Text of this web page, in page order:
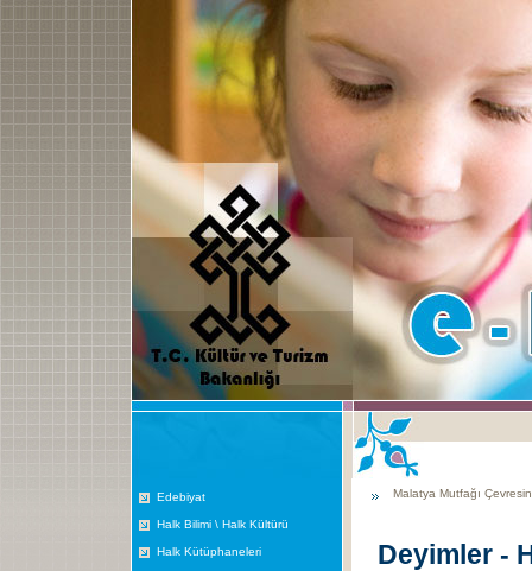
Edebiyat
Halk Bilimi \ Halk Kültürü
Halk Kütüphaneleri
Malatya Mutfağı
Deyimler -